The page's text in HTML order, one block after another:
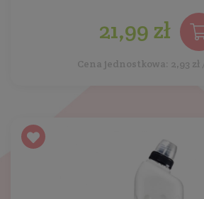
21,99 zł
Cena jednostkowa: 2,93 zł